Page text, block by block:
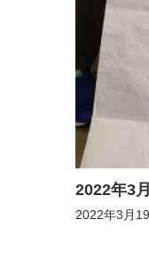
2022年3
2022年3月